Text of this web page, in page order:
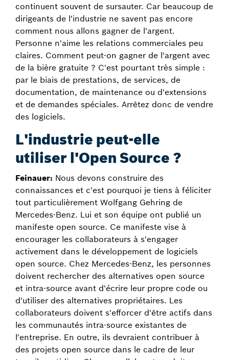
continuent souvent de sursauter. Car beaucoup de
dirigeants de l'industrie ne savent pas encore
comment nous allons gagner de l'argent.
Personne n'aime les relations commerciales peu
claires. Comment peut-on gagner de l'argent avec
de la bière gratuite ? C'est pourtant très simple :
par le biais de prestations, de services, de
documentation, de maintenance ou d'extensions
et de demandes spéciales. Arrêtez donc de vendre
des logiciels.
L'industrie peut-elle
utiliser l'Open Source ?
Feinauer: Nous devons construire des
connaissances et c'est pourquoi je tiens à féliciter
tout particulièrement Wolfgang Gehring de
Mercedes-Benz. Lui et son équipe ont publié un
manifeste open source. Ce manifeste vise à
encourager les collaborateurs à s'engager
activement dans le développement de logiciels
open source. Chez Mercedes-Benz, les personnes
doivent rechercher des alternatives open source
et intra-source avant d'écrire leur propre code ou
d'utiliser des alternatives propriétaires. Les
collaborateurs doivent s'efforcer d'être actifs dans
les communautés intra-source existantes de
l'entreprise. En outre, ils devraient contribuer à
des projets open source dans le cadre de leur